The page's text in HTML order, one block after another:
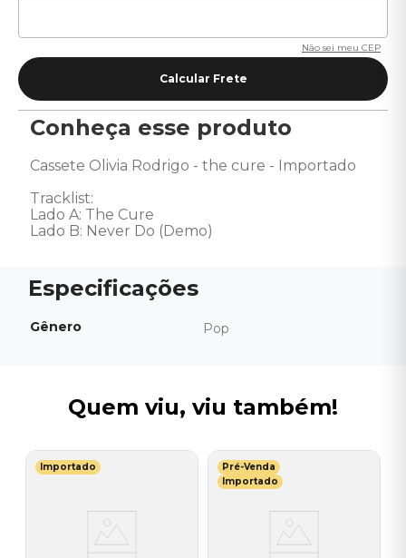
Não sei meu CEP
Conheça esse produto
Cassete Olivia Rodrigo - the cure - Importado
Tracklist:
Lado A: The Cure
Lado B: Never Do (Demo)
Gênero Pop
Quem viu, viu também!
Importado
Pré-Venda
Importado